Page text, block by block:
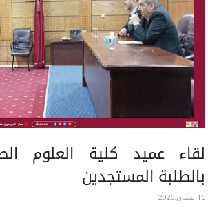
لقاء عميد كلية العلوم
بالطلبة المستجدين
15.نيسان.2026